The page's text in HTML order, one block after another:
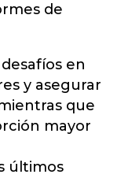
de
en
y asegurar
que
mayor
últimos